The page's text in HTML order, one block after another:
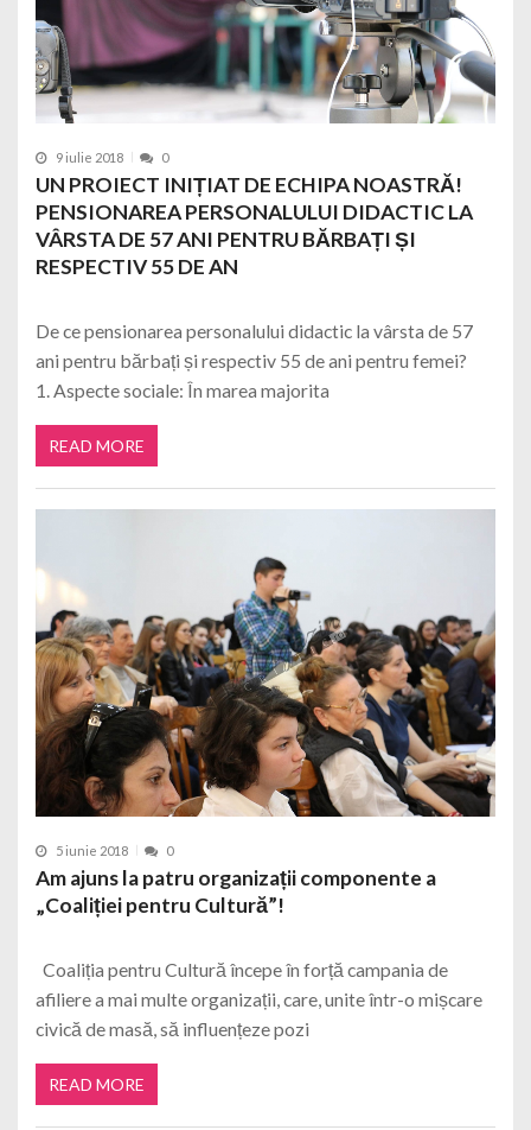
9 iulie 2018 0
UN PROIECT INIȚIAT DE ECHIPA NOASTRĂ!
PENSIONAREA PERSONALULUI DIDACTIC LA
VÂRSTA DE 57 ANI PENTRU BĂRBAȚI ȘI
RESPECTIV 55 DE AN
De ce pensionarea personalului didactic la vârsta de 57
ani pentru bărbați și respectiv 55 de ani pentru femei?
1. Aspecte sociale: În marea majorita
READ MORE
5 iunie 2018 0
Am ajuns la patru organizații componente a
„Coaliției pentru Cultură”!
Coaliția pentru Cultură începe în forță campania de
afiliere a mai multe organizații, care, unite într-o mișcare
civică de masă, să influențeze pozi
READ MORE